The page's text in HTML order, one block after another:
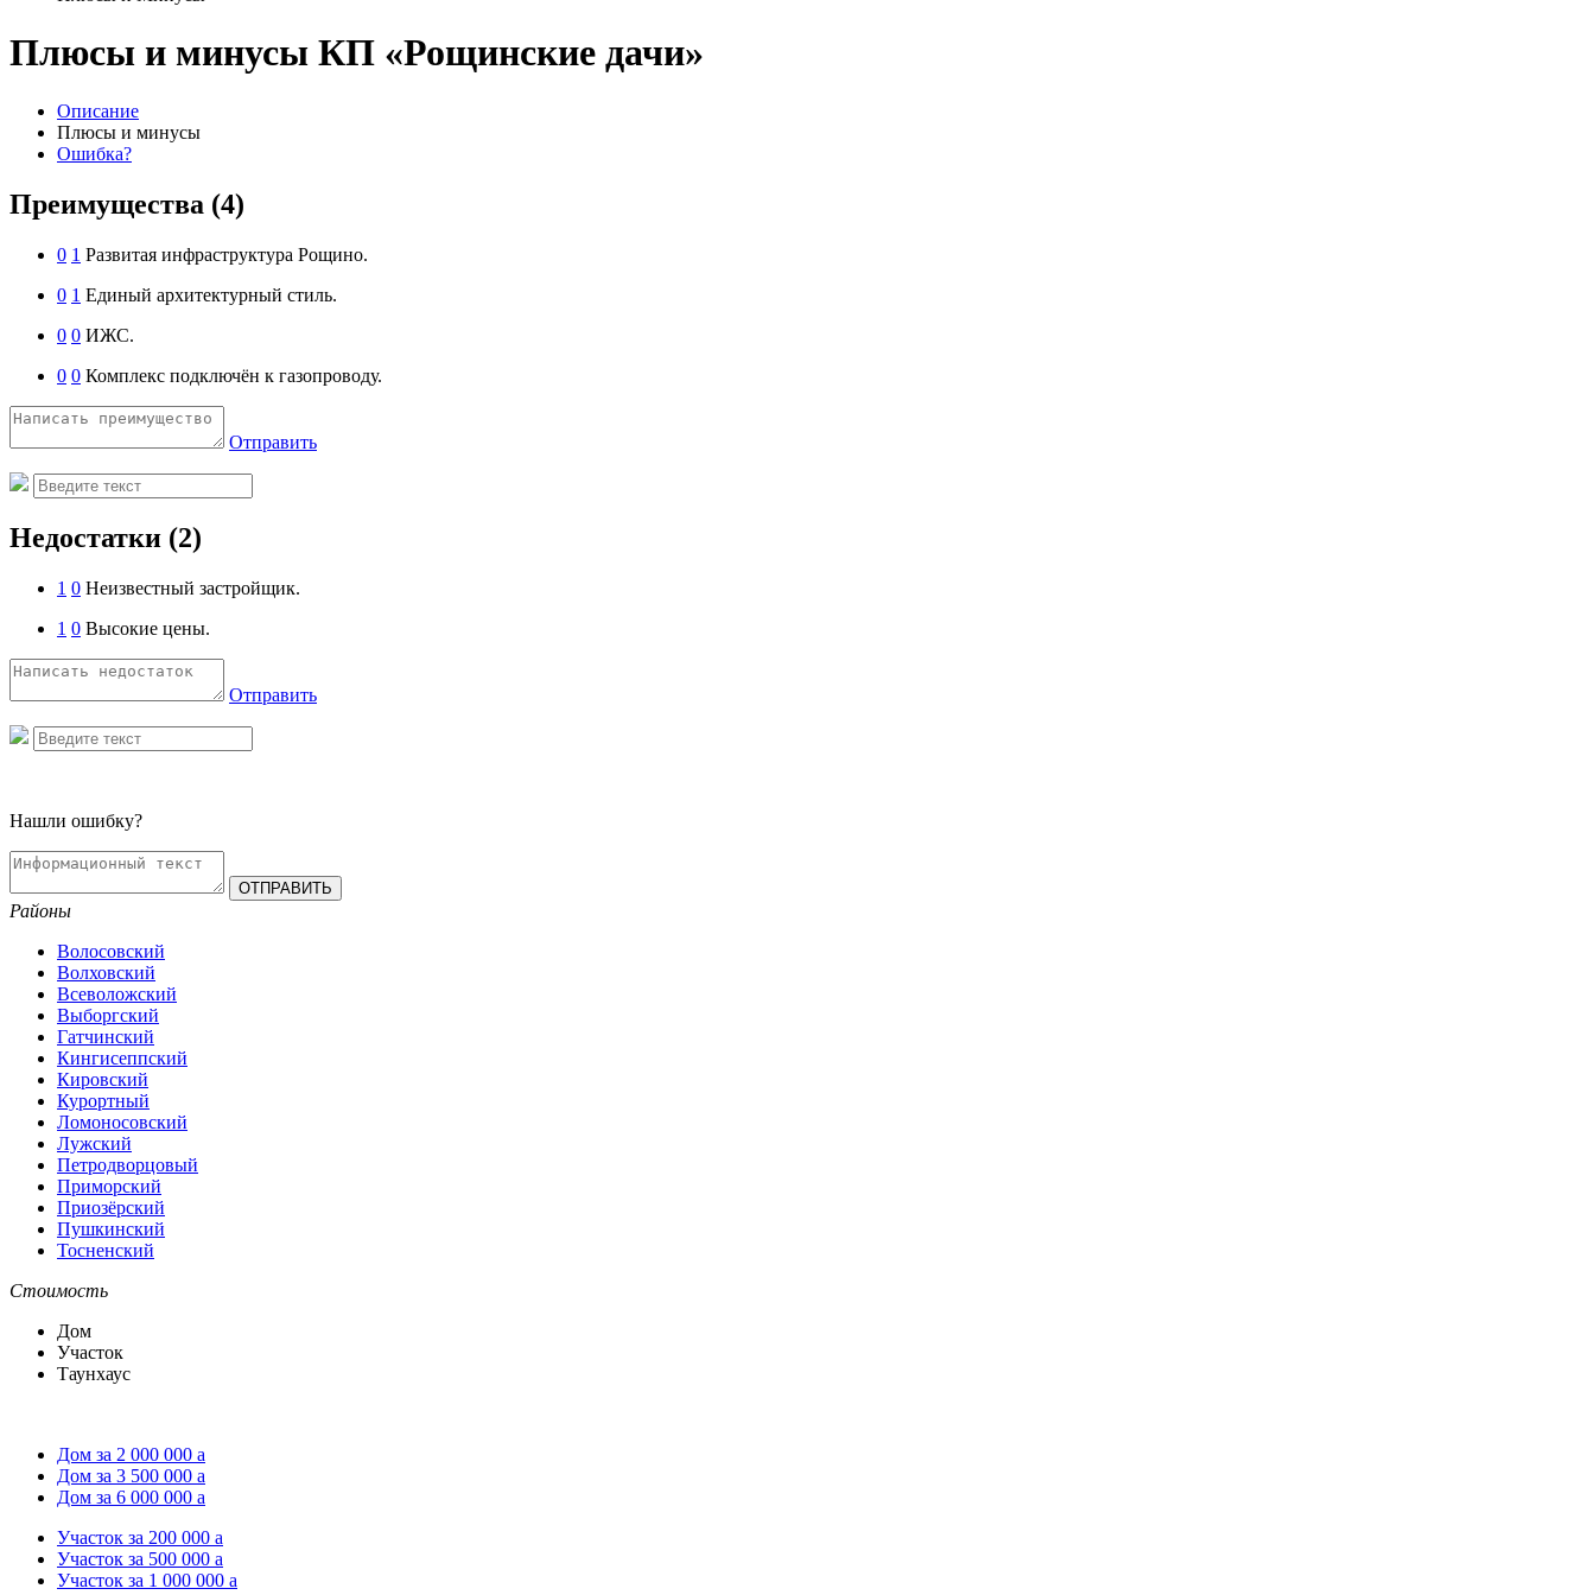
Плюсы и минусы КП «Рощинские дачи»
Описание
Плюсы и минусы
Ошибка?
Преимущества (4)
0 1 Развитая инфраструктура Рощино.
0 1 Единый архитектурный стиль.
0 0 ИЖС.
0 0 Комплекс подключён к газопроводу.
Отправить
Недостатки (2)
1 0 Неизвестный застройщик.
1 0 Высокие цены.
Отправить
Нашли ошибку?
Районы
Волосовский
Волховский
Всеволожский
Выборгский
Гатчинский
Кингисеппский
Кировский
Курортный
Ломоносовский
Лужский
Петродворцовый
Приморский
Приозёрский
Пушкинский
Тосненский
Стоимость
Дом
Участок
Таунхаус
Дом за 2 000 000 a
Дом за 3 500 000 a
Дом за 6 000 000 a
Участок за 200 000 a
Участок за 500 000 a
Участок за 1 000 000 a